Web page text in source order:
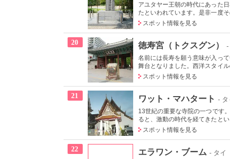
アユタヤー王朝の時代にあった
たといわれています。是非一度
スポット情報を見る
20 徳寿宮（トクスグン） -
名前には長寿を願う意味が入っ
舞台となりました。西洋スタイ
スポット情報を見る
21 ワット・マハタート - タ
13世紀の重要な寺院の一つです
ると、激動の時代を経てきたと
スポット情報を見る
22 エラワン・ブーム - タイ